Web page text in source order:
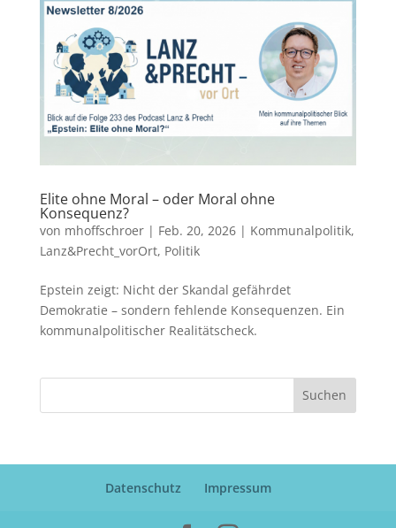
Elite ohne Moral – oder Moral ohne
Konsequenz?
von mhoffschroer| Feb. 20, 2026| Kommunalpolitik,
Lanz&Precht_vorOrt, Politik
Epstein zeigt: Nicht der Skandal gefährdet
Demokratie – sondern fehlende Konsequenzen. Ein
kommunalpolitischer Realitätscheck.
Suchen
Datenschutz Impressum